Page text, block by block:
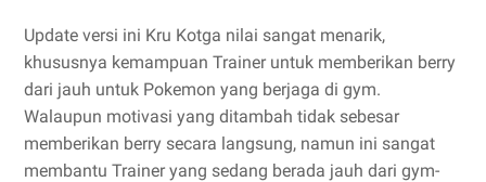
Update versi ini Kru Kotga nilai sangat menarik,
khususnya kemampuan Trainer untuk memberikan berry
dari jauh untuk Pokemon yang berjaga di gym.
Walaupun motivasi yang ditambah tidak sebesar
memberikan berry secara langsung, namun ini sangat
membantu Trainer yang sedang berada jauh dari gym-